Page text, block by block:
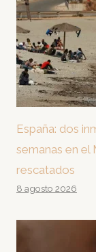
España: dos
semanas en
rescatados
8 agosto 2026